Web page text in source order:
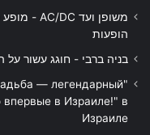
הופעות
בניה ברבי - חוגג עשור על הבמות! 2026 - כרטיסים
— легендарный
впервые в Израиле!" в
Израиле